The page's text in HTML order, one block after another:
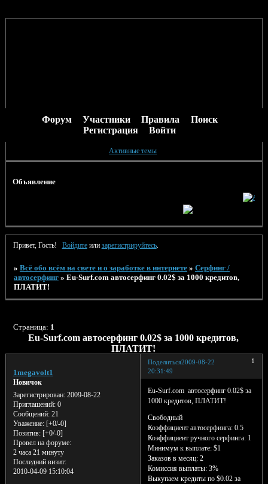
Форум Участники Правила
Поиск
Регистрация
Войти
Активные темы
Объявление
Привет, Гость! Войдитеили зарегистрируйтесь.
» Всё обо всём на свете и о заработке в интернете » Серфинг /
автосерфинг » Eu-Surf.com автосерфинг 0.02$ за 1000 кредитов,
ПЛАТИТ!
Eu-Surf.com автосерфинг 0.02$ за 1000 кредитов,
ПЛАТИТ!
Страница: 1
Поделиться 1
2009-08-22
20:31:49
1megavolt1
Новичок
Зарегистрирован: 2009-08-22
Приглашений:0
Сообщений:21
Уважение: [+0/-0]
Позитив: [+0/-0]
Провел на форуме:
2 часа 21 минуту
Последний визит:
2010-04-09 15:10:04
Eu-Surf.com автосерфинг 0.02$ за
1000 кредитов, ПЛАТИТ!
Свободный
Коэффициент автосерфинга: 0.5
Коэффициент ручного серфинга: 1
Минимум к выплате: $1
Заказов в месяц: 2
Комиссия выплаты: 3%
Выкупаем кредиты по $0.02 за